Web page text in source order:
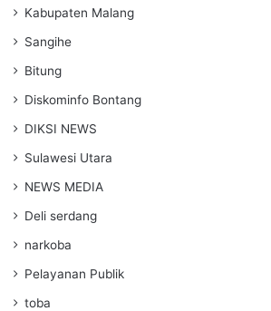
Kabupaten Malang
Sangihe
Bitung
Diskominfo Bontang
DIKSI NEWS
Sulawesi Utara
NEWS MEDIA
Deli serdang
narkoba
Pelayanan Publik
toba